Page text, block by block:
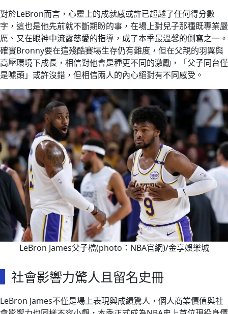
對於LeBron而言，心靈上的成就感或許已超越了任何得分數
字，這也是他先前就不斷期盼的事，在場上對兒子那種既專業嚴
厲、又在眼神中流露慈愛的指導，成了本季最溫馨的側寫之一。
確實Bronny要在這殘酷賽場生存仍有難度，但在父親的羽翼與
高壓環境下成長，相信對他會是種更不同的激勵，「父子同台僅
是噱頭」或許沒錯，但相信兩人的內心絕對有不同感受。
LeBron James父子檔(photo：NBA官網)/金享娛樂城
社會影響力驚人且留名史冊
LeBron James不僅是場上表現與成績驚人，個人商業價值與社